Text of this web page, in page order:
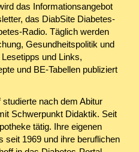
das Informationsangebot
das DiabSite Diabetes-
Radio. Täglich werden
Gesundheitspolitik und
und Links,
und BE-Tabellen publiziert
nach dem Abitur
Schwerpunkt Didaktik. Seit
tätig. Ihre eigenen
seit 1969 und ihre beruflichen